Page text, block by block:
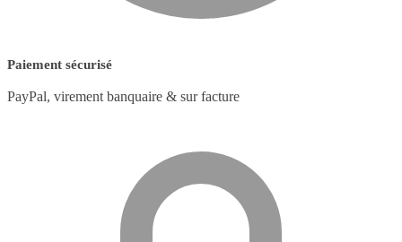
Paiement sécurisé
PayPal, virement banquaire & sur facture